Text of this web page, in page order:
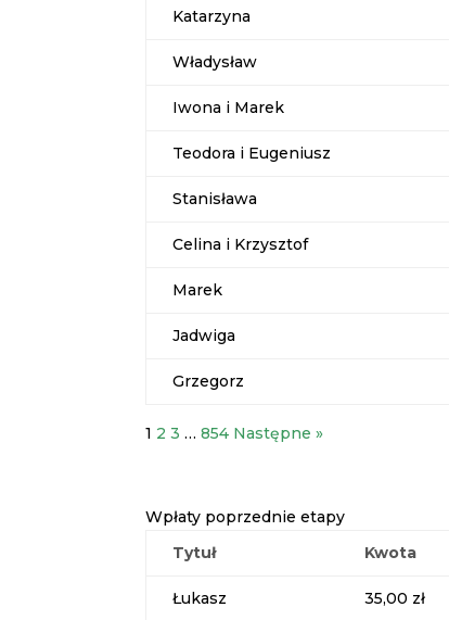
Katarzyna
Władysław
Iwona i Marek
Teodora i Eugeniusz
Stanisława
Celina i Krzysztof
Marek
Jadwiga
Grzegorz
1 2 3 … 854 Następne »
Wpłaty poprzednie etapy
Tytuł
Kwota
Łukasz 35,00 zł